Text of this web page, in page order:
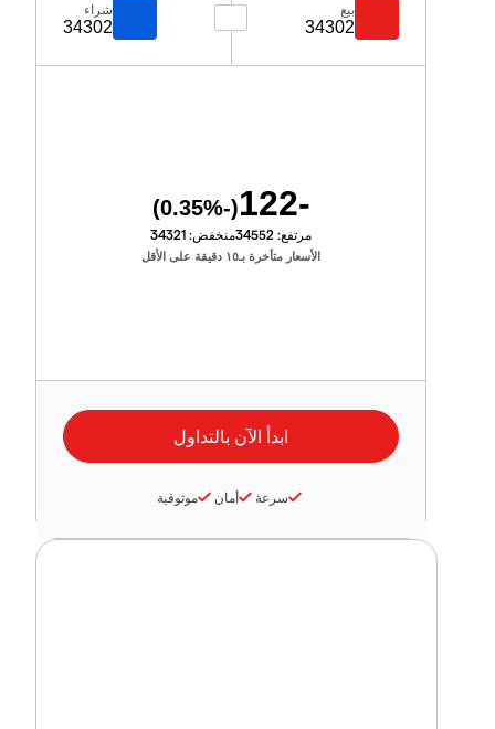
بيع
34302
شراء
34302
-122
(
-0.35
%)
مرتفع: 34552منخفض: 34321
الأسعار متأخرة بـ١٥ دقيقة على الأقل
سرعة أمان موثوقية